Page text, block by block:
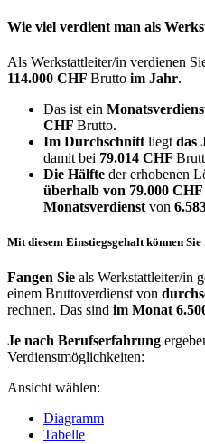
Wie viel verdient man als
Als Werkstattleiter/in verdienen
114.000 CHF Brutto im Jahr.
Das ist ein
CHF Brutto.
Im Durchschnitt liegt das
damit bei 79.014 CHF
Die Hälfte der erhobenen
überhalb von 79.000 CHF
Monatsverdienst von
Mit diesem Einstiegsgehalt können Sie
Fangen Sie als Werkstattleiter/in
einem Bruttoverdienst von
rechnen. Das sind im Monat
Je nach Berufserfahrung
Verdienstmöglichkeiten:
Ansicht wählen:
Diagramm
Tabelle